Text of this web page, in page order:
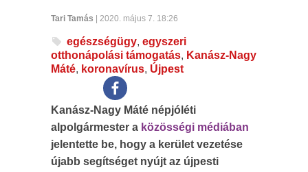
Tari Tamás | 2020. május 7. 18:26
egészségügy, egyszeri
otthonápolási támogatás, Kanász-Nagy
Máté, koronavírus, Újpest
Kanász-Nagy Máté népjóléti
alpolgármester a közösségi médiában
jelentette be, hogy a kerület vezetése
újabb segítséget nyújt az újpesti